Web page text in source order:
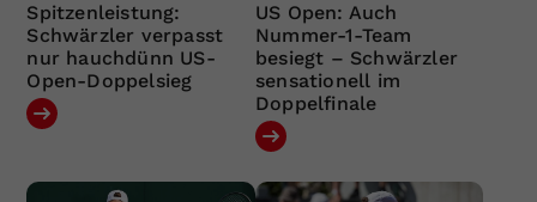
Spitzenleistung:
Schwärzler verpasst
nur hauchdünn US-
Open-Doppelsieg
US Open: Auch
Nummer-1-Team
besiegt – Schwärzler
sensationell im
Doppelfinale